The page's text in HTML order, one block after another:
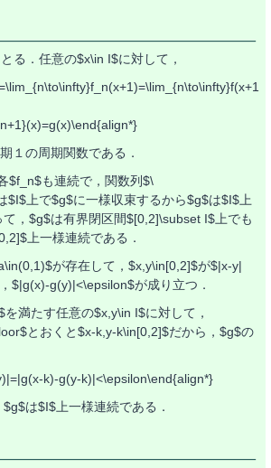
る．任意の$x\in I$に対して，
１の周期関数である．
$f_n$も連続で，関数列$\
$I$上で$g$に一様収束するから$g$は$I$上
，$g$は有界閉区間$[0,2]\subset I$上でも
上一様連続である．
が存在して，$x,y\in[0,2]$が$|x-y|
$|g(x)-g(y)|<\epsilon$が成り立つ．
満たす任意の$x,y\in I$に対して，
とおくと$x-k,y-k\in[0,2]$だから，$g$の
k)-g(y-k)|<\epsilon\end{align*}
は$I$上一様連続である．